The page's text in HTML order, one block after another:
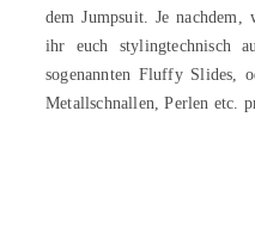
dem Jumpsuit. Je
ihr euch stylingtechnisch
sogenannten Fluffy Slides,
Metallschnallen, Perlen etc.